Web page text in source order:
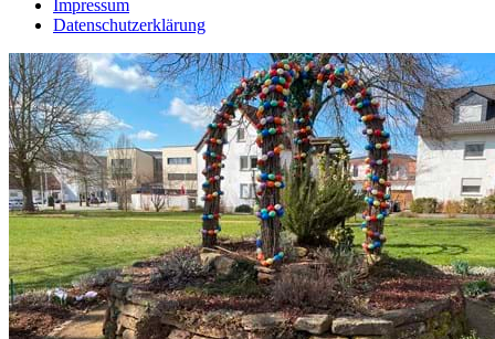
Impressum
Datenschutzerklärung